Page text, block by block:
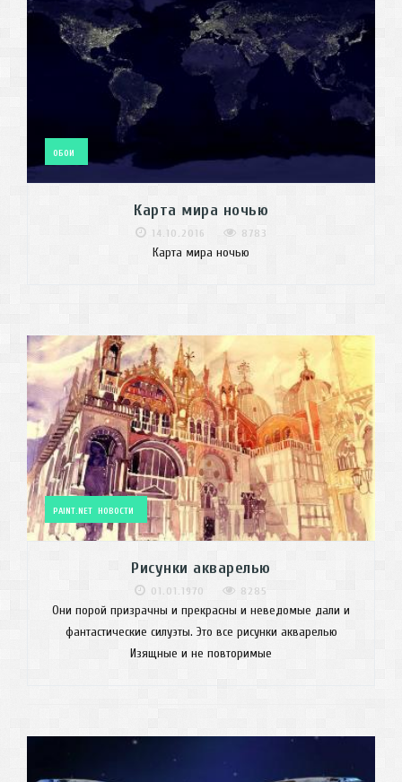
ОБОИ
Карта мира ночью
14.10.2016 8783
Карта мира ночью
PAINT.NET НОВОСТИ
Рисунки акварелью
01.01.1970 8285
Они порой призрачны и прекрасны и неведомые дали и
фантастические силуэты. Это все рисунки акварелью
Изящные и не повторимые